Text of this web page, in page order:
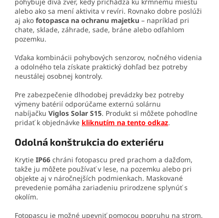
alebo ako sa mení aktivita v revíri. Rovnako dobre poslúži
aj ako fotopasca na ochranu majetku – napríklad pri
chate, sklade, záhrade, sade, bráne alebo odľahlom
pozemku.
Vďaka kombinácii pohybových senzorov, nočného videnia
a odolného tela získate praktický dohľad bez potreby
neustálej osobnej kontroly.
Pre zabezpečenie dlhodobej prevádzky bez potreby
výmeny batérií odporúčame externú solárnu
nabíjačku Viglos Solar S15. Produkt si môžete pohodlne
pridať k objednávke kliknutím na tento odkaz.
Odolná konštrukcia do exteriéru
Krytie IP66 chráni fotopascu pred prachom a dažďom,
takže ju môžete používať v lese, na pozemku alebo pri
objekte aj v náročnejších podmienkach. Maskované
prevedenie pomáha zariadeniu prirodzene splynúť s
okolím.
Fotopascu je možné upevniť pomocou popruhu na strom,